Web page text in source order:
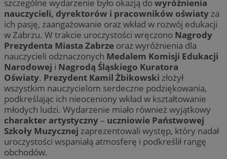
szczególne wydarzenie było okazją dowyróżnienia
nauczycieli, dyrektorów i pracowników oświatyza
ich pasję, zaangażowanie oraz wkład w rozwój edukacji
w Zabrzu. W trakcie uroczystości wręczono Nagrody
Prezydenta Miasta Zabrze oraz wyróżnienia dla
nauczycieli odznaczonych Medalem Komisji Edukacji
Narodowej i Nagrodą Śląskiego Kuratora
Oświaty. Prezydent Kamil Żbikowski złożył
wszystkim nauczycielom serdeczne podziękowania,
podkreślając ich nieoceniony wkład w kształtowanie
młodych ludzi. Wydarzenie miało również wyjątkowy
charakter artystyczny– uczniowie Państwowej
Szkoły Muzycznej zaprezentowali występ, który nadał
uroczystości wspaniałą atmosferę i podkreślił rangę
obchodów.